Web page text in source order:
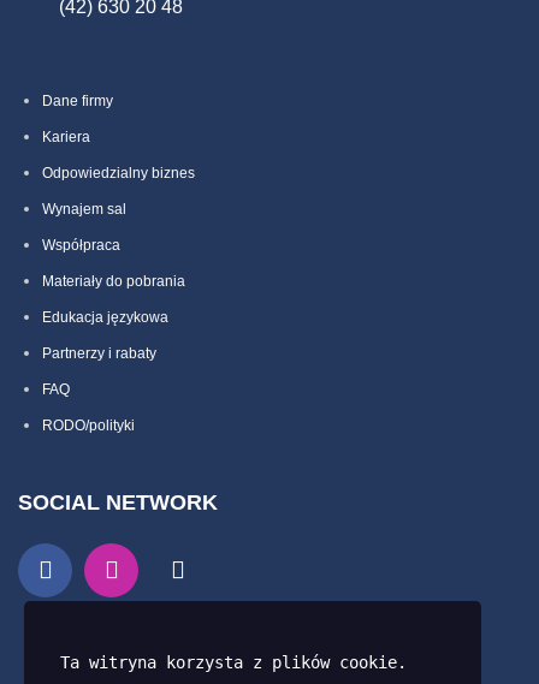
(42) 630 20 48
Dane firmy
Kariera
Odpowiedzialny biznes
Wynajem sal
Współpraca
Materiały do pobrania
Edukacja językowa
Partnerzy i rabaty
FAQ
RODO/polityki
SOCIAL NETWORK
Ta witryna korzysta z plików cookie.